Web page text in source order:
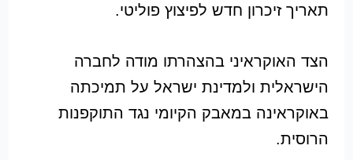
תאריך זיכרון חדש לפיצוץ פוליטי.
הצד האוקראיני בהצהרתו מודה לחברה
הישראלית ולמדינת ישראל על תמיכתה
באוקראינה במאבק הקיומי נגד התוקפנות
הרוסית.